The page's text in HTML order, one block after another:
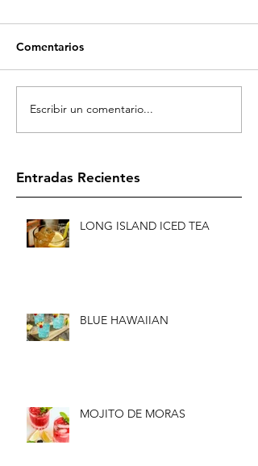
Comentarios
Escribir un comentario...
Entradas Recientes
LONG ISLAND ICED TEA
BLUE HAWAIIAN
MOJITO DE MORAS